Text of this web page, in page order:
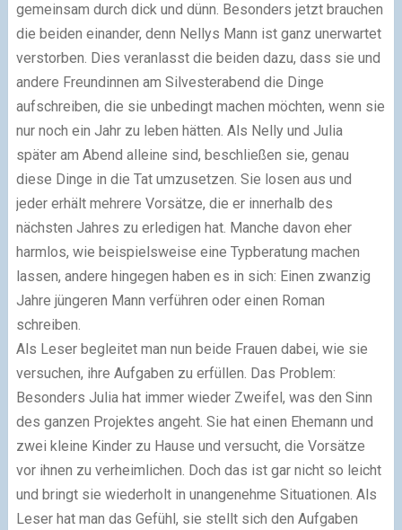
gemeinsam durch dick und dünn. Besonders jetzt brauchen
die beiden einander, denn Nellys Mann ist ganz unerwartet
verstorben. Dies veranlasst die beiden dazu, dass sie und
andere Freundinnen am Silvesterabend die Dinge
aufschreiben, die sie unbedingt machen möchten, wenn sie
nur noch ein Jahr zu leben hätten. Als Nelly und Julia
später am Abend alleine sind, beschließen sie, genau
diese Dinge in die Tat umzusetzen. Sie losen aus und
jeder erhält mehrere Vorsätze, die er innerhalb des
nächsten Jahres zu erledigen hat. Manche davon eher
harmlos, wie beispielsweise eine Typberatung machen
lassen, andere hingegen haben es in sich: Einen zwanzig
Jahre jüngeren Mann verführen oder einen Roman
schreiben.
Als Leser begleitet man nun beide Frauen dabei, wie sie
versuchen, ihre Aufgaben zu erfüllen. Das Problem:
Besonders Julia hat immer wieder Zweifel, was den Sinn
des ganzen Projektes angeht. Sie hat einen Ehemann und
zwei kleine Kinder zu Hause und versucht, die Vorsätze
vor ihnen zu verheimlichen. Doch das ist gar nicht so leicht
und bringt sie wiederholt in unangenehme Situationen. Als
Leser hat man das Gefühl, sie stellt sich den Aufgaben